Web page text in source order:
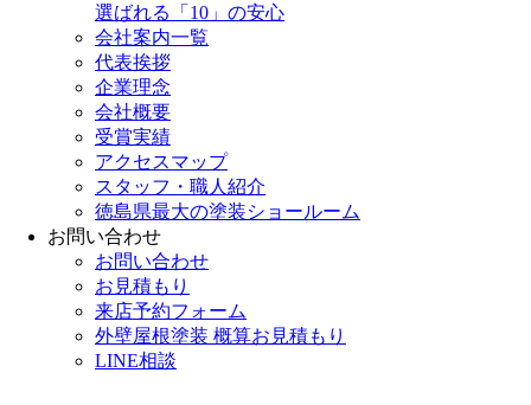
選ばれる「10」の安心
会社案内一覧
代表挨拶
企業理念
会社概要
受賞実績
アクセスマップ
スタッフ・職人紹介
徳島県最大の塗装ショールーム
お問い合わせ
お問い合わせ
お見積もり
来店予約フォーム
外壁屋根塗装 概算お見積もり
LINE相談